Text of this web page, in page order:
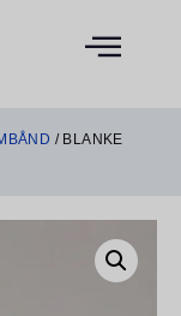
/ BLANKE